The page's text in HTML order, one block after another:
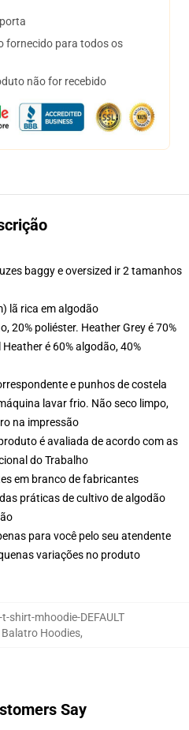
fornecido para todos os
não for recebido
baggy e oversized ir 2 tamanhos
lã rica em algodão
20% poliéster. Heather Grey é 70%
é 60% algodão, 40%
e punhos de costela
lavar frio. Não seco limpo,
na impressão
é avaliada de acordo com as
do Trabalho
em branco de fabricantes
práticas de cultivo de algodão
para você pelo seu atendente
variações no produto
shirt-mhoodie-DEFAULT
Balatro Hoodies,
Say